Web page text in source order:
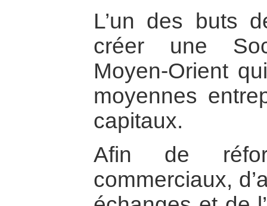
L’un des buts
créer une
Moyen-Orient
moyennes
capitaux.
Afin de
commerciaux,